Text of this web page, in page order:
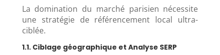
La domination du marché parisien nécessite
une stratégie de référencement local ultra-
ciblée.
1.1. Ciblage géographique et Analyse SERP